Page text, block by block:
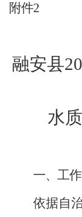
附件2
融安县
水
一、工
依据自